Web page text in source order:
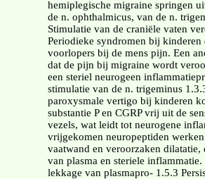
hemiplegische migraine springen
de n. ophthalmicus, van de n.
Stimulatie van de craniële vaten
Periodieke syndromen bij kinderen
voorlopers bij de mens pijn. Een
dat de pijn bij migraine wordt
een steriel neurogeen
stimulatie van de n. trigeminus
paroxysmale vertigo bij kinderen
substantie P en CGRP vrij uit de
vezels, wat leidt tot neurogene
vrijgekomen neuropeptiden
vaatwand en veroorzaken dilatatie,
van plasma en steriele
lekkage van plasmapro- 1.5.3